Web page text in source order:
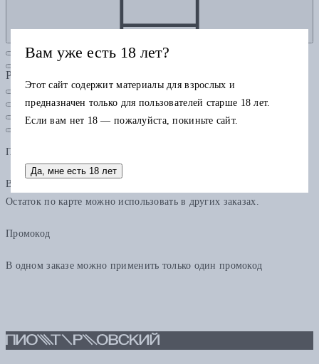
Рубрики
Подарочная карта
В одном заказе можно применить только одну подарочную карту.
Остаток по карте можно использовать в других заказах.
Промокод
В одном заказе можно применить только один промокод
Вам уже есть 18 лет?
Этот сайт содержит материалы для взрослых и
предназначен только для пользователей старше 18 лет.
Если вам нет 18 — пожалуйста, покиньте сайт.
Да, мне есть 18 лет